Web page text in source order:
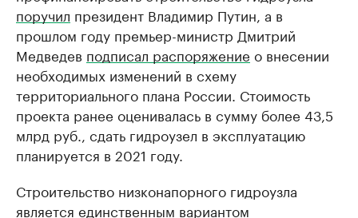
поручил президент Владимир Путин, а в
прошлом году премьер-министр Дмитрий
Медведев подписал распоряжение о внесении
необходимых изменений в схему
территориального плана России. Стоимость
проекта ранее оценивалась в сумму более 43,5
млрд руб., сдать гидроузел в эксплуатацию
планируется в 2021 году.
Строительство низконапорного гидроузла
является единственным вариантом